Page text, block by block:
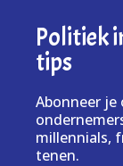
Politiek
tips
Abonneer
millennials,
tenen.